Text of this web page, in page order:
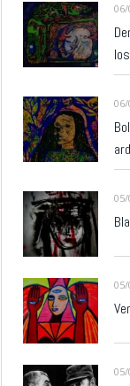
06/
06/
05/
05/
05/